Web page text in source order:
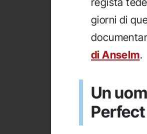
giorni di
di Anselm.
Un